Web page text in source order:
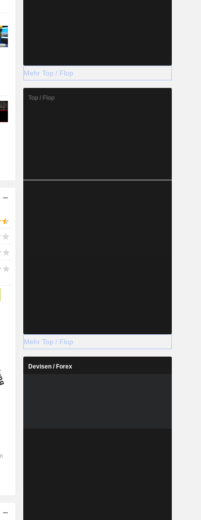
Mehr Top / Flop
Top / Flop
Mehr Top / Flop
Devisen / Forex